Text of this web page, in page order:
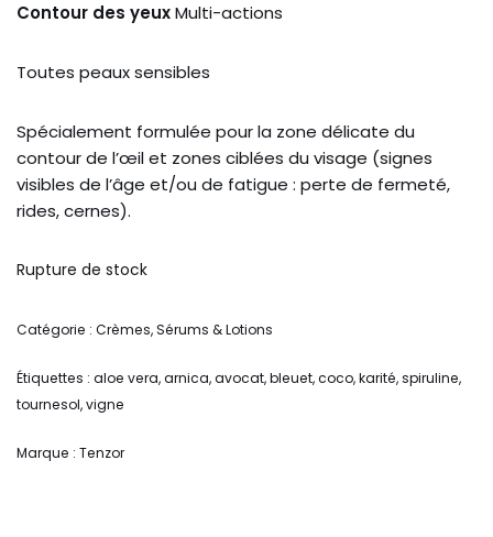
Contour des yeuxMulti-actions
Toutes peaux sensibles
Spécialement formulée pour la zone délicate du
contour de l’œil et zones ciblées du visage (signes
visibles de l’âge et/ou de fatigue : perte de fermeté,
rides, cernes).
Rupture de stock
Catégorie : Crèmes, Sérums & Lotions
Étiquettes : aloe vera,arnica,avocat,bleuet,coco,karité,spiruline,
tournesol,vigne
Marque : Tenzor